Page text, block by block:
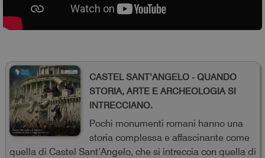
CASTEL SANT’ANGELO - QUANDO
STORIA, ARTE E ARCHEOLOGIA SI
INTRECCIANO.
Pochi monumenti romani hanno una
storia complessa e affascinante come
quella di Castel Sant’Angelo, che si intreccia con quella di